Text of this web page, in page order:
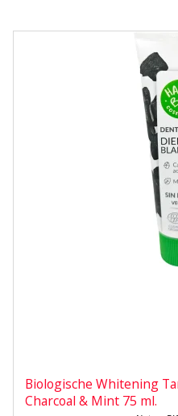
Biologische Whitening
Charcoal & Mint 75 ml.